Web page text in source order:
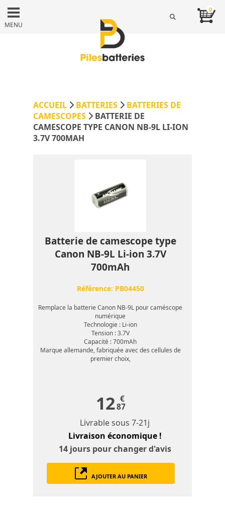
MENU
0
ACCUEIL BATTERIES
BATTERIES DE
CAMESCOPES
BATTERIE DE
CAMESCOPE TYPE CANON NB-9L LI-ION
3.7V 700MAH
Batterie de camescope type
Canon NB-9L Li-ion 3.7V
700mAh
Référence: PB04450
Remplace la batterie Canon NB-9L pour caméscope
numérique
Technologie : Li-ion
Tension : 3.7V
Capacité : 700mAh
Marque allemande, fabriquée avec des cellules de
premier choix,
12 €
87
Livrable sous7-21j
Livraison économique !
14 jourspour changer d'avis
AJOUTER AU PANIER